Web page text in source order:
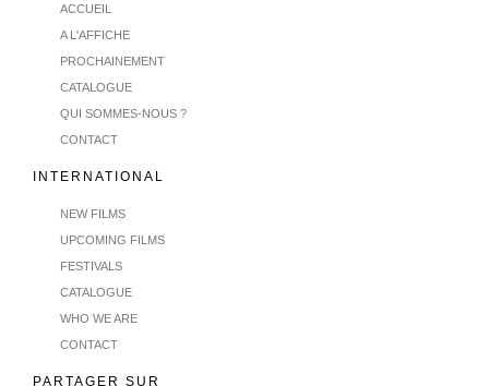
ACCUEIL
A L'AFFICHE
PROCHAINEMENT
CATALOGUE
QUI SOMMES-NOUS ?
CONTACT
INTERNATIONAL
NEW FILMS
UPCOMING FILMS
FESTIVALS
CATALOGUE
WHO WE ARE
CONTACT
PARTAGER SUR